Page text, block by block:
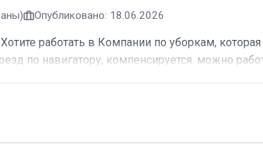
Опубликовано: 18.06.2026
работать в Компании по уборкам,
по навигатору, компенсируется. можно